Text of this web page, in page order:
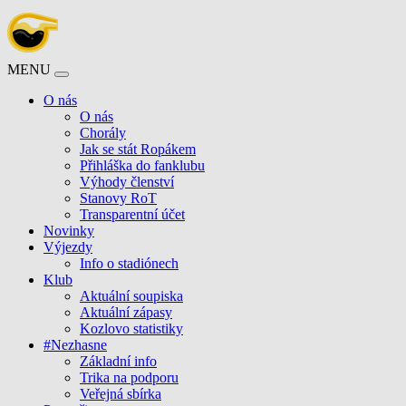
MENU
O nás
O nás
Chorály
Jak se stát Ropákem
Přihláška do fanklubu
Výhody členství
Stanovy RoT
Transparentní účet
Novinky
Výjezdy
Info o stadiónech
Klub
Aktuální soupiska
Aktuální zápasy
Kozlovo statistiky
#Nezhasne
Základní info
Trika na podporu
Veřejná sbírka